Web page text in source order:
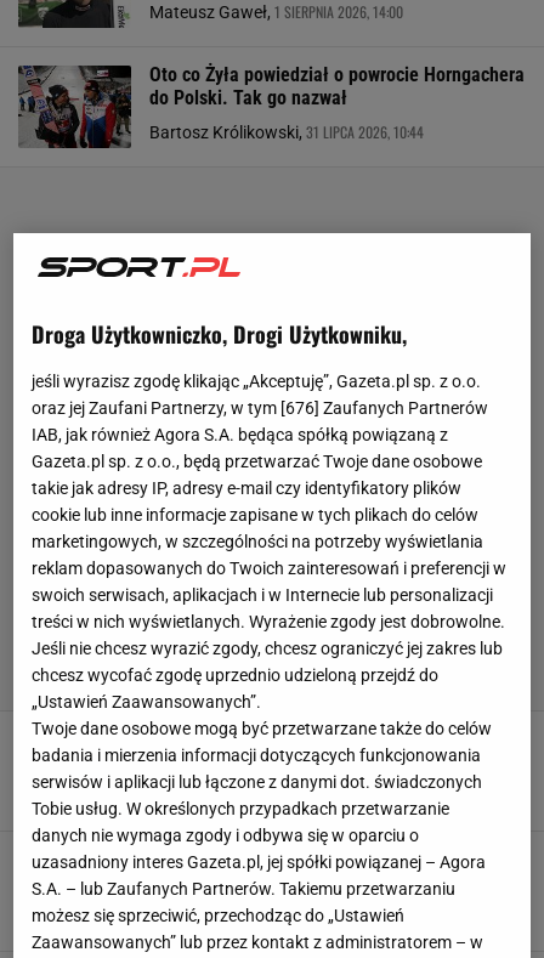
Mateusz Gaweł, 1 SIERPNIA 2026, 14:00
Oto co Żyła powiedział o powrocie Horngachera
do Polski. Tak go nazwał
Bartosz Królikowski, 31 LIPCA 2026, 10:44
Horngacher szczerze o Polakach po powrocie.
"Widzę to"
Dominik Stachowiak, 29 LIPCA 2026, 06:00
Tomasiak wypowiedział się na temat
współpracy z Horngacherem
Piotr Więcławek,24 LIPCA 2026, 06:00
Droga Użytkowniczko, Drogi Użytkowniku,
jeśli wyrazisz zgodę klikając „Akceptuję”, Gazeta.pl sp. z o.o.
oraz jej Zaufani Partnerzy, w tym [676] Zaufanych Partnerów
IAB, jak również Agora S.A. będąca spółką powiązaną z
Gazeta.pl sp. z o.o., będą przetwarzać Twoje dane osobowe
takie jak adresy IP, adresy e-mail czy identyfikatory plików
cookie lub inne informacje zapisane w tych plikach do celów
marketingowych, w szczególności na potrzeby wyświetlania
reklam dopasowanych do Twoich zainteresowań i preferencji w
swoich serwisach, aplikacjach i w Internecie lub personalizacji
treści w nich wyświetlanych. Wyrażenie zgody jest dobrowolne.
Jeśli nie chcesz wyrazić zgody, chcesz ograniczyć jej zakres lub
chcesz wycofać zgodę uprzednio udzieloną przejdź do
„Ustawień Zaawansowanych”.
Twoje dane osobowe mogą być przetwarzane także do celów
badania i mierzenia informacji dotyczących funkcjonowania
serwisów i aplikacji lub łączone z danymi dot. świadczonych
Tobie usług. W określonych przypadkach przetwarzanie
danych nie wymaga zgody i odbywa się w oparciu o
uzasadniony interes Gazeta.pl, jej spółki powiązanej – Agora
S.A. – lub Zaufanych Partnerów. Takiemu przetwarzaniu
możesz się sprzeciwić, przechodząc do „Ustawień
Zaawansowanych” lub przez kontakt z administratorem – w